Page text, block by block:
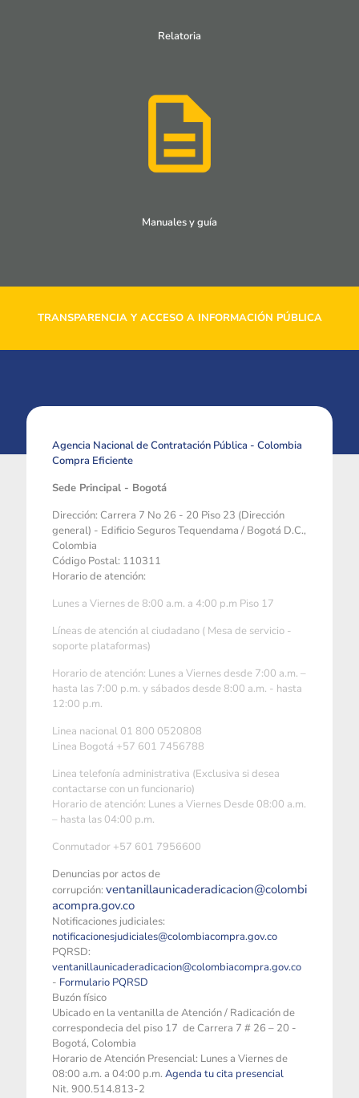
Relatoria
Manuales y guía
TRANSPARENCIA Y ACCESO A INFORMACIÓN PÚBLICA
Agencia Nacional de Contratación Pública - Colombia
Compra Eficiente
Sede Principal - Bogotá
Dirección: Carrera 7 No 26 - 20 Piso 23 (Dirección
general) - Edificio Seguros Tequendama / Bogotá D.C.,
Colombia
Código Postal: 110311
Horario de atención:
Lunes a Viernes de 8:00 a.m. a 4:00 p.m Piso 17
Líneas de atención al ciudadano ( Mesa de servicio -
soporte plataformas)
Horario de atención: Lunes a Viernes desde 7:00 a.m. –
hasta las 7:00 p.m. y sábados desde 8:00 a.m. - hasta
12:00 p.m.
Linea nacional 01 800 0520808
Linea Bogotá +57 601 7456788
Linea telefonía administrativa (Exclusiva si desea
contactarse con un funcionario)
Horario de atención: Lunes a Viernes Desde 08:00 a.m.
– hasta las 04:00 p.m.
Conmutador +57 601 7956600
Denuncias por actos de
corrupción: ventanillaunicaderadicacion@colombi
acompra.gov.co
Notificaciones judiciales:
notificacionesjudiciales@colombiacompra.gov.co
PQRSD:
ventanillaunicaderadicacion@colombiacompra.gov.co
- Formulario PQRSD
Buzón físico
Ubicado en la ventanilla de Atención / Radicación de
correspondecia del piso 17 de Carrera 7 # 26 – 20 -
Bogotá, Colombia
Horario de Atención Presencial: Lunes a Viernes de
08:00 a.m. a 04:00 p.m. Agenda tu cita presencial
Nit. 900.514.813-2